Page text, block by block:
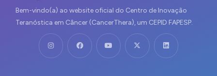
Bem-vindo(a) ao website oficial do Centro de Inovação
Teranóstica em Câncer (CancerThera), um CEPID FAPESP.